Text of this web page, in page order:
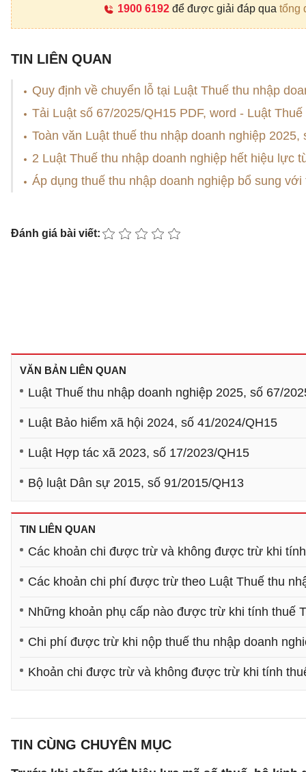
1900 6192để được giải đáp qua tổng
TIN LIÊN QUAN
Quy định về chuyển lỗ tại Luật Thuế thu nhập
Tải Luật số 67/2025/QH15 PDF, word - Luật
Toàn văn Luật thuế thu nhập doanh nghiệp 2025,
2 Luật Thuế thu nhập doanh nghiệp hết hiệu lực
Áp dụng thuế thu nhập doanh nghiệp bổ sung
Đánh giá bài viết:
VĂN BẢN LIÊN QUAN
Luật Thuế thu nhập doanh nghiệp 2025, số 67/
Luật Bảo hiểm xã hội 2024, số 41/2024/QH15
Luật Hợp tác xã 2023, số 17/2023/QH15
Bộ luật Dân sự 2015, số 91/2015/QH13
TIN LIÊN QUAN
Các khoản chi được trừ và không được trừ khi
Các khoản chi phí được trừ theo Luật Thuế thu
Những khoản phụ cấp nào được trừ khi tính thuế
Chi phí được trừ khi nộp thuế thu nhập doanh
Khoản chi được trừ và không được trừ khi tính
TIN CÙNG CHUYÊN MỤC